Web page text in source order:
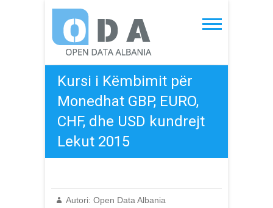
content
Open Data Albania
Kursi i Këmbimit për
Monedhat GBP, EURO,
CHF, dhe USD kundrejt
Lekut 2015
Autori: Open Data Albania